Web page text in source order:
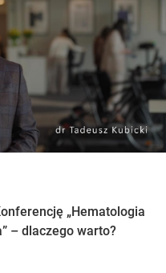
„Hematologia
– dlaczego warto?